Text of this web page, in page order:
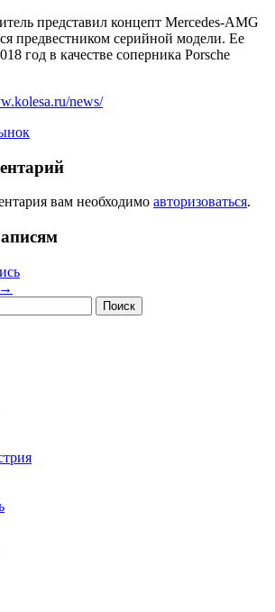
представил концепт Mercedes-AMG
предвестником серийной модели. Ее
год в качестве соперника Porsche
news/
вам необходимо авторизоваться.
→